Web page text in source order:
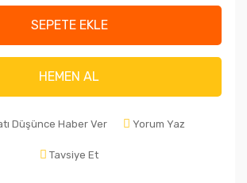
SEPETE EKLE
HEMEN AL
Düşünce Haber Ver Yorum Yaz
Tavsiye Et